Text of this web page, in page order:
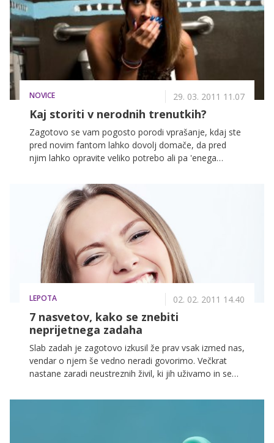
NOVICE 29. 03. 2011 11.07
Kaj storiti v nerodnih trenutkih?
Zagotovo se vam pogosto porodi vprašanje, kdaj ste
pred novim fantom lahko dovolj domače, da pred
njim lahko opravite veliko potrebo ali pa 'enega
kakamo kot lulamo, se včasih znajdemo v nerodni
situaciji, kjer ne vidimo izhoda, ne da bi se osramotile.
LEPOTA 02. 02. 2011 14.40
7 nasvetov, kako se znebiti
neprijetnega zadaha
Slab zadah je zagotovo izkusil že prav vsak izmed nas,
vendar o njem še vedno neradi govorimo. Večkrat
nastane zaradi neustreznih živil, ki jih uživamo in se
bomo mogli za vedno odstraniti, vam ponujamo